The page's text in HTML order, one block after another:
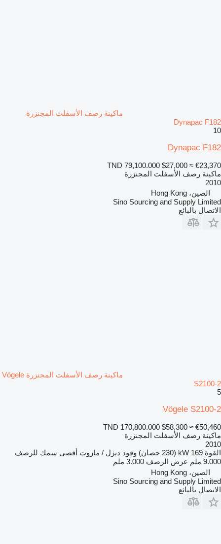
ماكينة رصف الأسفلت المجنزرة
Dynapac F182
10
Dynapac F182
TND 79,100.000 $27,000 ≈ €23,370
ماكينة رصف الأسفلت المجنزرة
2010
الصين، Hong Kong
Sino Sourcing and Supply Limited
الاتصال بالبائع
ماكينة رصف الأسفلت المجنزرة Vögele
S2100-2
5
Vögele S2100-2
TND 170,800.000 $58,300 ≈ €50,460
ماكينة رصف الأسفلت المجنزرة
2010
القوة 169 kW (230 حصان) وقود ديزل / مازوت أقصى سمك للرصف
9.000 ملم
عرض الرصف 3.000 ملم
الصين، Hong Kong
Sino Sourcing and Supply Limited
الاتصال بالبائع